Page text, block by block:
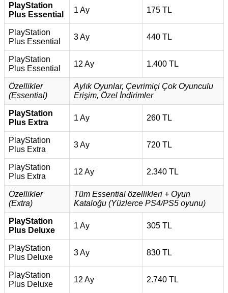
PlayStation
Plus Essential
1 Ay 175 TL
PlayStation
Plus Essential
3 Ay 440 TL
PlayStation
Plus Essential
12 Ay 1.400 TL
Özellikler
(Essential)
Aylık Oyunlar, Çevrimiçi Çok Oyunculu
Erişim, Özel İndirimler
PlayStation
Plus Extra
1 Ay 260 TL
PlayStation
Plus Extra
3 Ay 720 TL
PlayStation
Plus Extra
12 Ay 2.340 TL
Özellikler
(Extra)
Tüm Essential özellikleri + Oyun
Kataloğu (Yüzlerce PS4/PS5 oyunu)
PlayStation
Plus Deluxe
1 Ay 305 TL
PlayStation
Plus Deluxe
3 Ay 830 TL
PlayStation
Plus Deluxe
12 Ay 2.740 TL